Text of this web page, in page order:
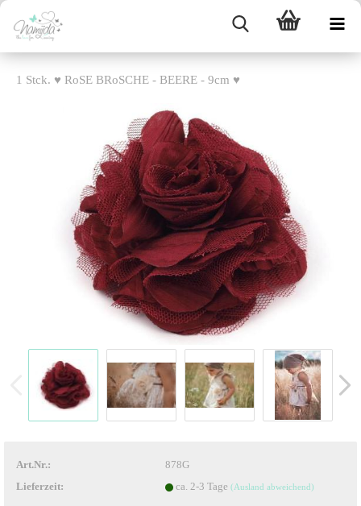
1 Stck. ♥ RoSE BRoSCHE - BEERE - 9cm ♥
Art.Nr.:
878G
Lieferzeit:
ca. 2-3 Tage (Ausland abweichend)